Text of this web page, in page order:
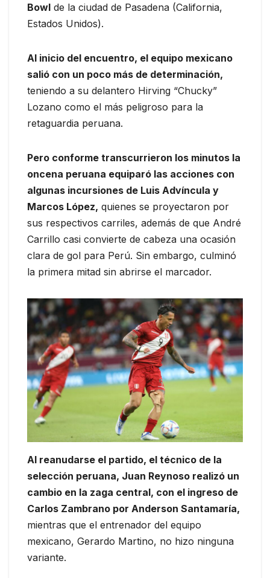
Bowl de la ciudad de Pasadena (California,
Estados Unidos).
Al inicio del encuentro, el equipo mexicano
salió con un poco más de determinación,
teniendo a su delantero Hirving “Chucky”
Lozano como el más peligroso para la
retaguardia peruana.
Pero conforme transcurrieron los minutos la
oncena peruana equiparó las acciones con
algunas incursiones de Luis Advíncula y
Marcos López, quienes se proyectaron por
sus respectivos carriles, además de que André
Carrillo casi convierte de cabeza una ocasión
clara de gol para Perú. Sin embargo, culminó
la primera mitad sin abrirse el marcador.
Al reanudarse el partido, el técnico de la
selección peruana, Juan Reynoso realizó un
cambio en la zaga central, con el ingreso de
Carlos Zambrano por Anderson Santamaría,
mientras que el entrenador del equipo
mexicano, Gerardo Martino, no hizo ninguna
variante.